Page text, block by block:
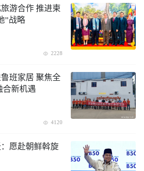
游合作 推进柬
”战略
2228
班家居 聚焦全
合新机遇
4120
愿赴朝鲜斡旋